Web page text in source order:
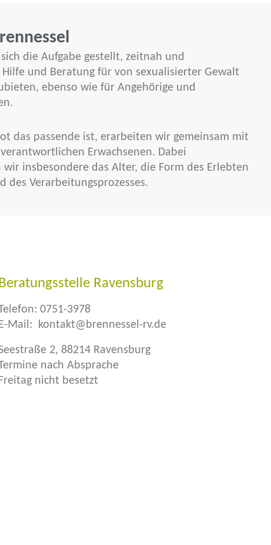
die Aufgabe gestellt, zeitnah und
und Beratung für von sexualisierter Gewalt
ebenso wie für Angehörige und
das passende ist, erarbeiten wir gemeinsam mit
Erwachsenen. Dabei
wir insbesondere das Alter, die Form des Erlebten
des Verarbeitungsprozesses.
Beratungsstelle Ravensburg
0751-3978
E-Mail:
kontakt@brennessel-rv.de
2, 88214 Ravensburg
nach Absprache
Freitag nicht besetzt